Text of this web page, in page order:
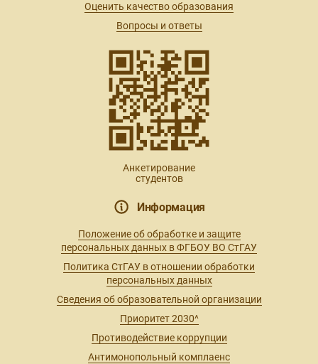
Оценить качество образования
Вопросы и ответы
Анкетирование
студентов
Информация
Положение об обработке и защите
персональных данных в ФГБОУ ВО СтГАУ
Политика СтГАУ в отношении обработки
персональных данных
Сведения об образовательной организации
Приоритет 2030^
Противодействие коррупции
Антимонопольный комплаенс